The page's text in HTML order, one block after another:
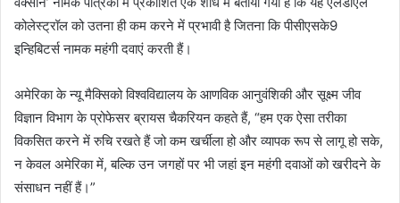
कोलेस्ट्रॉल को उतना ही कम करने में प्रभावी है जितना कि पीसीएसके9
इन्हिबिटर्स नामक महंगी दवाएं करती हैं।
अमेरिका के न्यू मैक्सिको विश्वविद्यालय के आणविक आनुवंशिकी और सूक्ष्म जीव
विज्ञान विभाग के प्रोफेसर ब्रायस चैकरियन कहते हैं, “हम एक ऐसा तरीका
विकसित करने में रुचि रखते हैं जो कम खर्चीला हो और व्यापक रूप से लागू हो सके,
न केवल अमेरिका में, बल्कि उन जगहों पर भी जहां इन महंगी दवाओं को खरीदने के
संसाधन नहीं हैं।”